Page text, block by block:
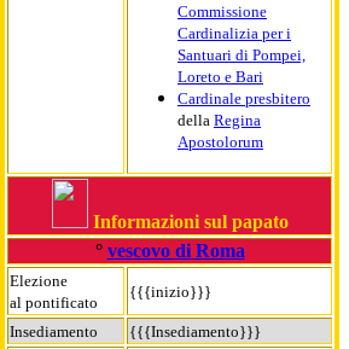
Commissione
Cardinalizia per i
Santuari di Pompei,
Loreto e Bari
Cardinale presbitero
della Regina
Apostolorum
Informazioni sul papato
° vescovo di Roma
Elezione
al pontificato
{{{inizio}}}
Insediamento
{{{Insediamento}}}